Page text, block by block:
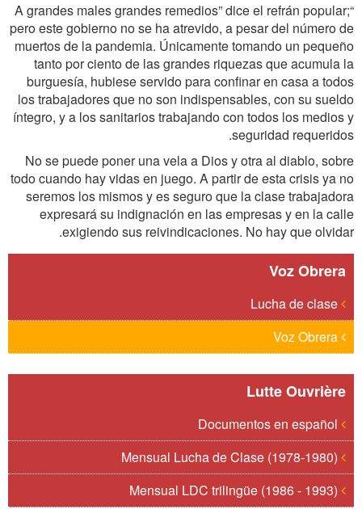
“A grandes males grandes remedios” dice el refrán popular;
pero este gobierno no se ha atrevido, a pesar del número de
muertos de la pandemia. Únicamente tomando un pequeño
tanto por ciento de las grandes riquezas que acumula la
burguesía, hubiese servido para confinar en casa a todos
los trabajadores que no son indispensables, con su sueldo
íntegro, y a los sanitarios trabajando con todos los medios y
seguridad requeridos.
No se puede poner una vela a Dios y otra al diablo, sobre
todo cuando hay vidas en juego. A partir de esta crisis ya no
seremos los mismos y es seguro que la clase trabajadora
expresará su indignación en las empresas y en la calle
exigiendo sus reivindicaciones. No hay que olvidar.
Voz Obrera
Lutte Ouvrière